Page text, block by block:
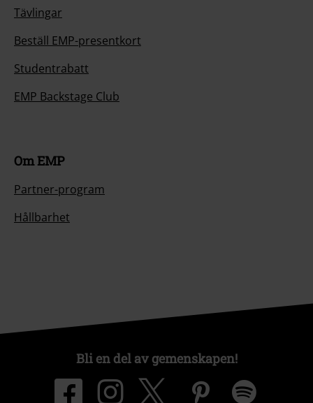
Tävlingar
Beställ EMP-presentkort
Studentrabatt
EMP Backstage Club
Om EMP
Partner-program
Hållbarhet
Bli en del av gemenskapen!